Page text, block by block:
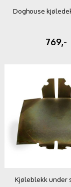
Doghouse
769,-
Kjøleblekk under